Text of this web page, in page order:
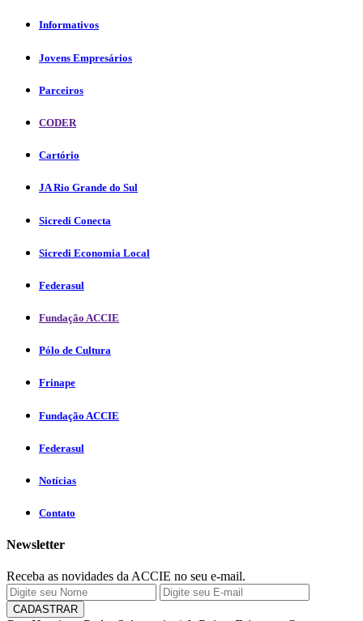
Informativos
Jovens Empresários
Parceiros
CODER
Cartório
JA Rio Grande do Sul
Sicredi Conecta
Sicredi Economia Local
Federasul
Fundação ACCIE
Pólo de Cultura
Frinape
Fundação ACCIE
Federasul
Notícias
Contato
Newsletter
Receba as novidades da ACCIE no seu e-mail.